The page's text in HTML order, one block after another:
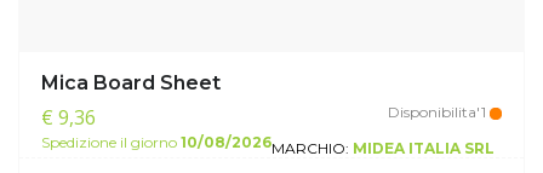
Mica Board Sheet
€ 9,36
Disponibilita'1
Spedizione il giorno 10/08/2026MARCHIO: MIDEA ITALIA SRL